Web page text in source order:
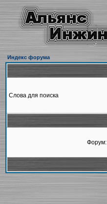
Индекс форума
Слова для поиска
Форум: